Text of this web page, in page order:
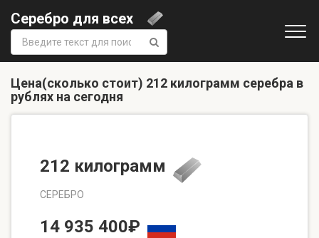
Серебро для всех
Поиск:
Цена(сколько стоит) 212 килограмм серебра в
рублях на сегодня
212 килограмм
СЕРЕБРО
14 935 400₽